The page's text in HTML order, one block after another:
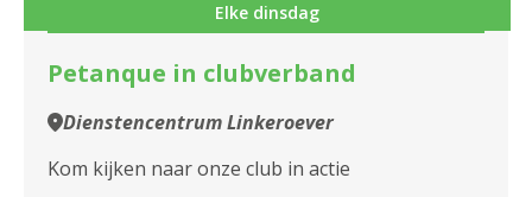
Elke dinsdag
Petanque in clubverband
Dienstencentrum Linkeroever
Kom kijken naar onze club in actie